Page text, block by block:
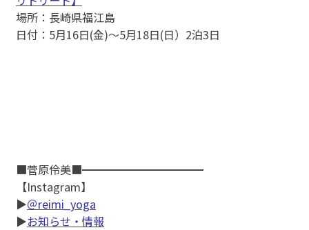
場所：長崎県福江島
日付：5月16日(金)〜5月18日(日）2泊3日
■菅原伶美■━━━━━━━━━━━
【Instagram】
▶＠reimi_yoga
▶お知らせ・情報